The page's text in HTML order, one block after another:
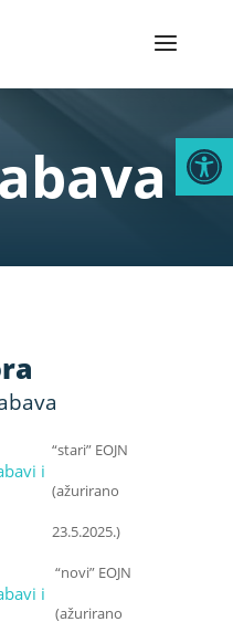
i
“stari” EOJN
(ažurirano
23.5.2025.)
i
“novi” EOJN
(ažurirano